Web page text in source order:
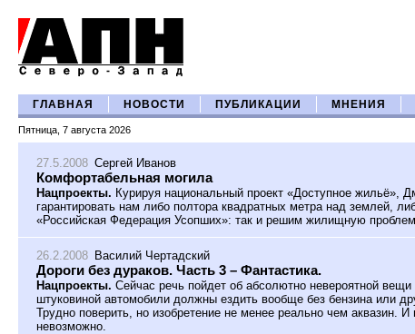
ГЛАВНАЯ НОВОСТИ ПУБЛИКАЦИИ МНЕНИЯ
Пятница, 7 августа 2026
27.5.2008 Сергей Иванов
Комфортабельная могила
Нацпроекты. Курируя национальный проект «Доступное жильё»,
гарантировать нам либо полтора квадратных метра над землей,
«Российская Федерация Усопших»: так и решим жилищную
26.2.2008 Василий Чертадский
Дороги без дураков. Часть 3 – Фантастика.
Нацпроекты. Сейчас речь пойдет об абсолютно невероятной
штуковиной автомобили должны ездить вообще без бензина или
Трудно поверить, но изобретение не менее реально чем аквазин. И
невозможно.